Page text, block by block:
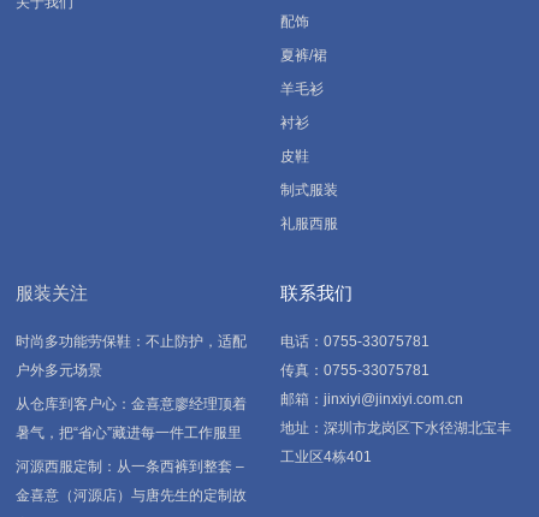
配饰
夏裤/裙
羊毛衫
衬衫
皮鞋
制式服装
礼服西服
服装关注
时尚多功能劳保鞋：不止防护，适配
户外多元场景
从仓库到客户心：金喜意廖经理顶着
暑气，把“省心”藏进每一件工作服里
河源西服定制：从一条西裤到整套 –
金喜意（河源店）与唐先生的定制故
联系我们
电话：0755-33075781
传真：0755-33075781
邮箱：jinxiyi@jinxiyi.com.cn
地址：深圳市龙岗区下水径湖北宝丰
工业区4栋401